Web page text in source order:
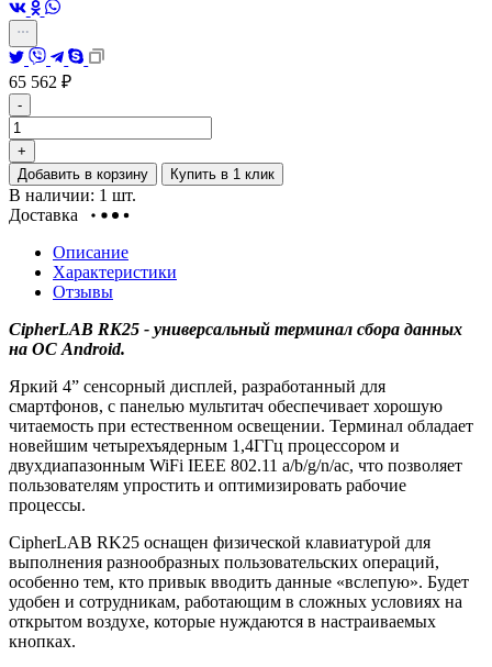
65 562 ₽
-
+
Добавить в корзину
Купить в 1 клик
В наличии: 1 шт.
Доставка
Описание
Характеристики
Отзывы
CipherLAB RK25 - универсальный терминал сбора данных
на ОС Android.
Яркий 4” сенсорный дисплей, разработанный для
смартфонов, с панелью мультитач обеспечивает хорошую
читаемость при естественном освещении. Терминал обладает
новейшим четырехъядерным 1,4ГГц процессором и
двухдиапазонным WiFi IEEE 802.11 a/b/g/n/ac, что позволяет
пользователям упростить и оптимизировать рабочие
процессы.
CipherLAB RK25 оснащен физической клавиатурой для
выполнения разнообразных пользовательских операций,
особенно тем, кто привык вводить данные «вслепую». Будет
удобен и сотрудникам, работающим в сложных условиях на
открытом воздухе, которые нуждаются в настраиваемых
кнопках.